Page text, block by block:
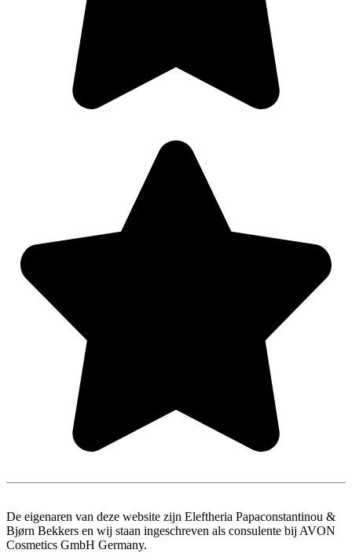
De eigenaren van deze website zijn Eleftheria Papaconstantinou &
Bjørn Bekkers en wij staan ingeschreven als consulente bij AVON
Cosmetics GmbH Germany.